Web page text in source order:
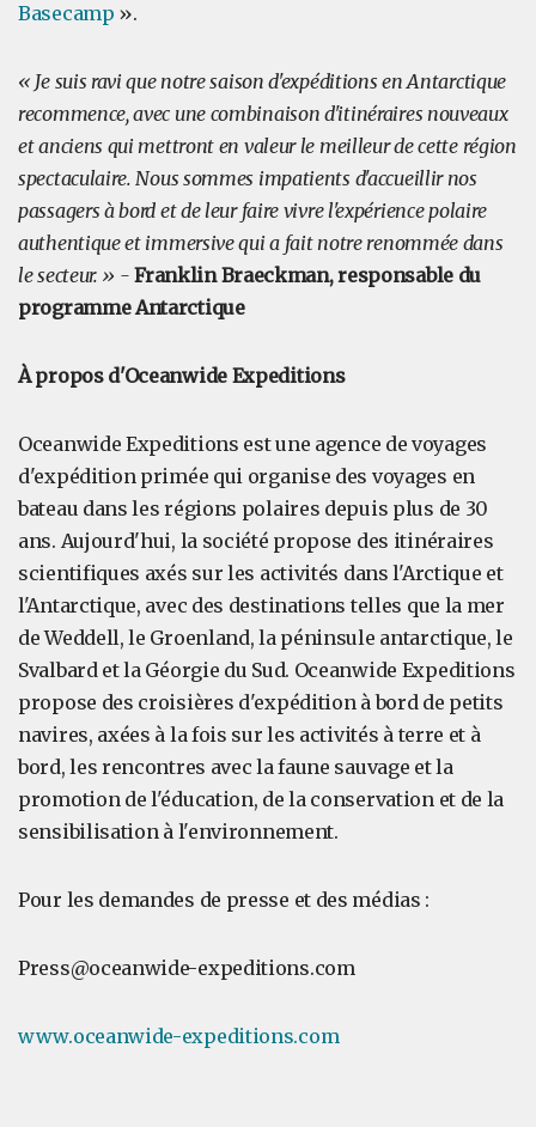
Basecamp ».
« Je suis ravi que notre saison d'expéditions en Antarctique
recommence, avec une combinaison d'itinéraires nouveaux
et anciens qui mettront en valeur le meilleur de cette région
spectaculaire. Nous sommes impatients d'accueillir nos
passagers à bord et de leur faire vivre l'expérience polaire
authentique et immersive qui a fait notre renommée dans
le secteur. » -Franklin Braeckman, responsable du
programme Antarctique
À propos d'Oceanwide Expeditions
Oceanwide Expeditions est une agence de voyages
d'expédition primée qui organise des voyages en
bateau dans les régions polaires depuis plus de 30
ans. Aujourd'hui, la société propose des itinéraires
scientifiques axés sur les activités dans l'Arctique et
l'Antarctique, avec des destinations telles que la mer
de Weddell, le Groenland, la péninsule antarctique, le
Svalbard et la Géorgie du Sud. Oceanwide Expeditions
propose des croisières d'expédition à bord de petits
navires, axées à la fois sur les activités à terre et à
bord, les rencontres avec la faune sauvage et la
promotion de l'éducation, de la conservation et de la
sensibilisation à l'environnement.
Pour les demandes de presse et des médias :
Press@oceanwide-expeditions.com
www.oceanwide-expeditions.com